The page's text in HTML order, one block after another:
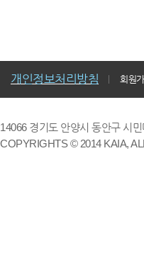
개인정보처리방침 회원
14066 경기도 안양시 동안구 시
COPYRIGHTS © 2014 KAIA,